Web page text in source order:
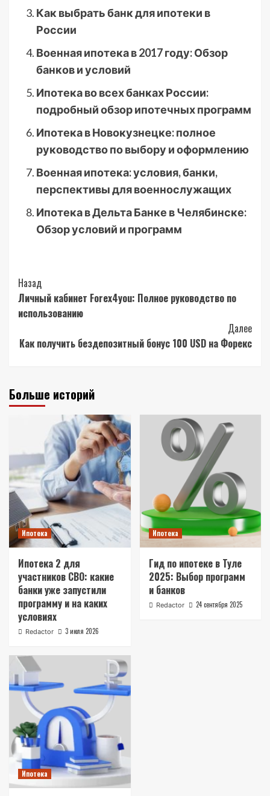
Как выбрать банк для ипотеки в
России
Военная ипотека в 2017 году: Обзор
банков и условий
Ипотека во всех банках России:
подробный обзор ипотечных программ
Ипотека в Новокузнецке: полное
руководство по выбору и оформлению
Военная ипотека: условия, банки,
перспективы для военнослужащих
Ипотека в Дельта Банке в Челябинске:
Обзор условий и программ
Post
Navigation
Назад
Личный кабинет Forex4you: Полное руководство по
использованию
Далее
Как получить бездепозитный бонус 100 USD на Форекс
Больше историй
Ипотека
Ипотека 2 для
участников СВО: какие
банки уже запустили
программу и на каких
условиях
Redactor 3 июля 2026
Ипотека
Гид по ипотеке в Туле
2025: Выбор программ
и банков
Redactor 24 сентября 2025
Ипотека